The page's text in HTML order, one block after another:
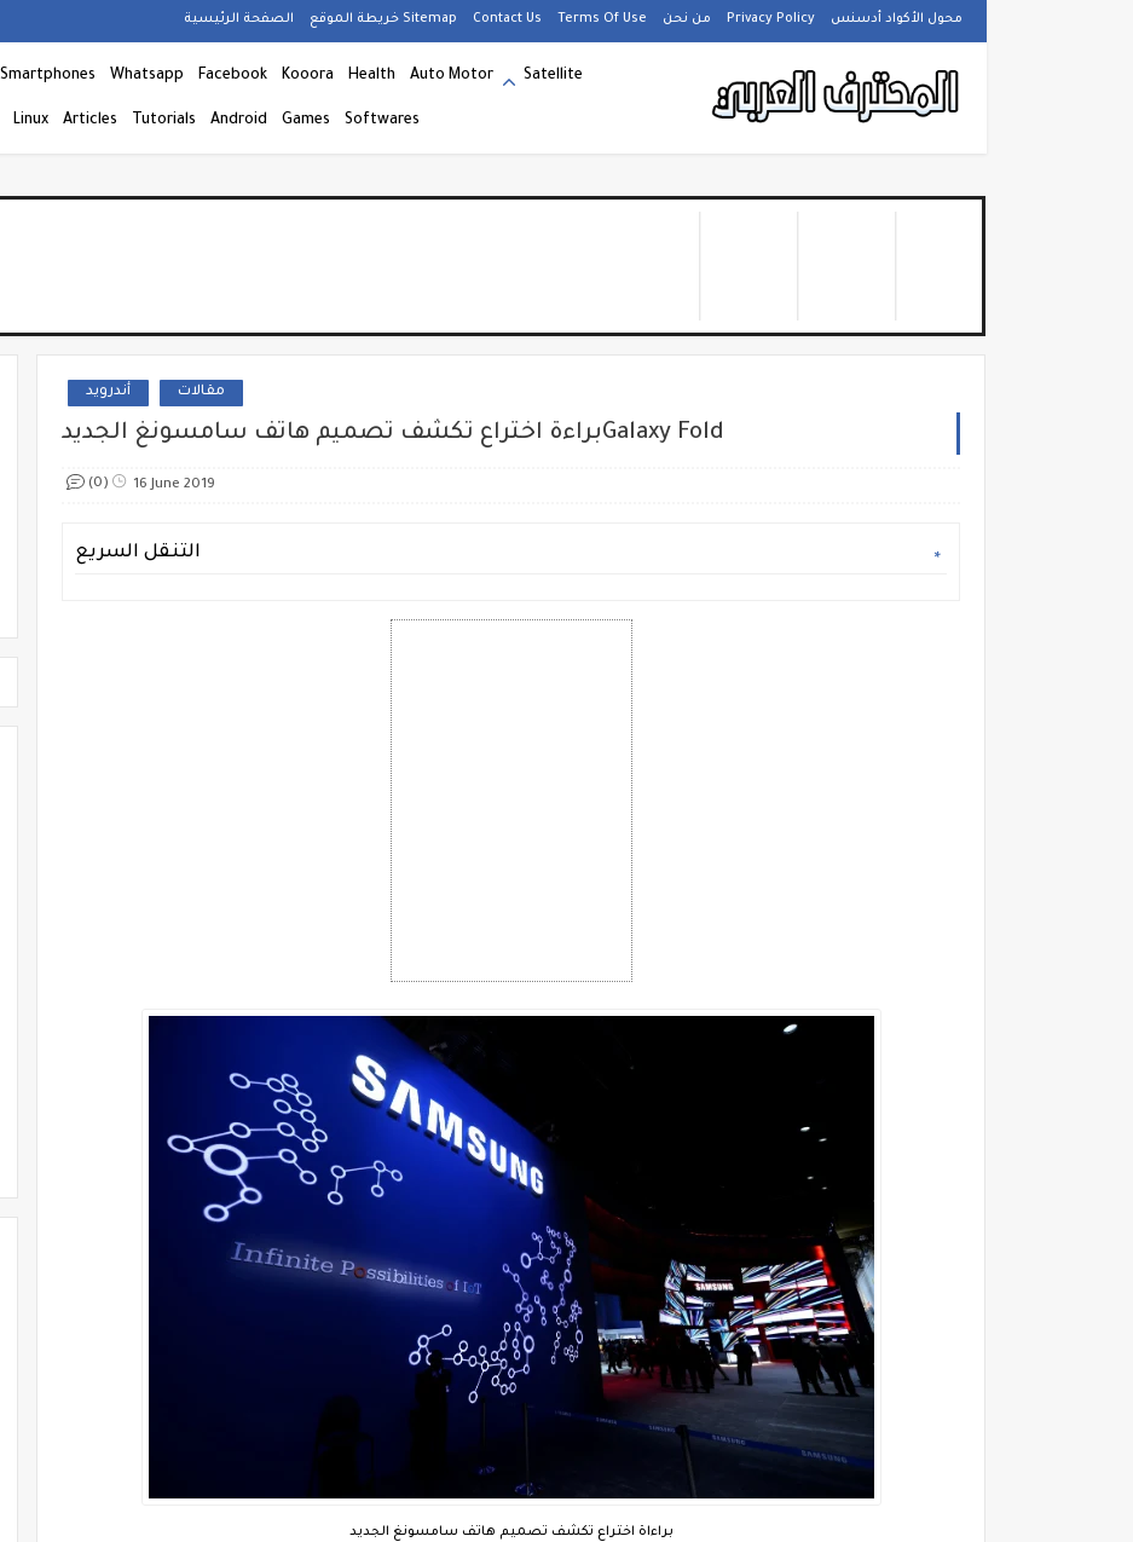
الصفحة الرئيسية خريطة الموقع Sitemap Contact Us Terms Of Use من نحن Privacy Policy محول الأكواد أدسنس
Smartphones Whatsapp Facebook Kooora Health Auto Motor Satellite
Linux Articles Tutorials Android Games Softwares
أندرويد مقالات
براءة اختراع تكشف تصميم هاتف سامسونغ الجديدGalaxy Fold
16 June 2019
(0)
التنقل السريع
براءاة اختراع تكشف تصميم هاتف سامسونغ الجديد